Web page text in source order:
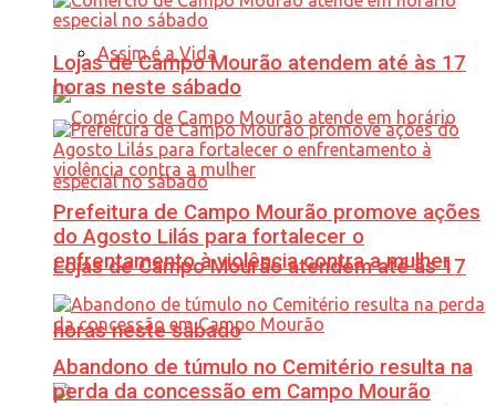
Assim é a Vida
Lojas de Campo Mourão atendem até às 17
horas neste sábado
Lojas de Campo Mourão atendem até às 17
horas neste sábado
Prefeitura de Campo Mourão promove ações
do Agosto Lilás para fortalecer o
enfrentamento à violência contra a mulher
Abandono de túmulo no Cemitério resulta na
perda da concessão em Campo Mourão